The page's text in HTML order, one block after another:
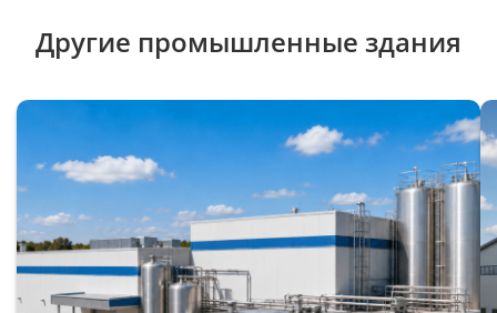
Другие промышленные здания